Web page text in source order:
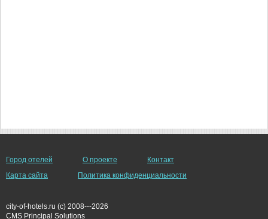
Город отелей О проекте
Контакт
Карта сайта
Политика конфиденциальности
city-of-hotels.ru (c) 2008---2026
СMS Principal Solutions